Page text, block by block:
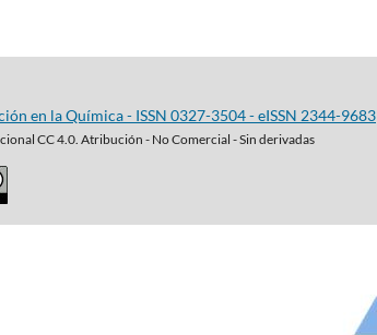
en la Química - ISSN 0327-3504 - eISSN 2344-9683
CC 4.0. Atribución - No Comercial - Sin derivadas